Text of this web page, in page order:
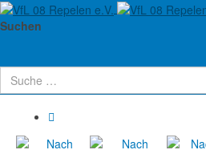
Suchen
Aktuelle Seite:
Terminkalender